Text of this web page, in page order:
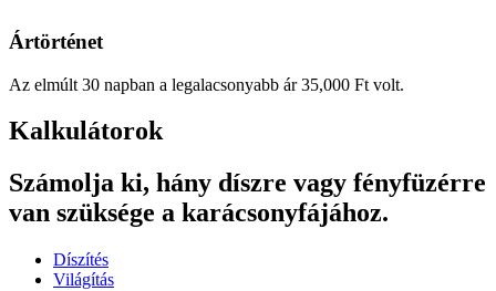
Ártörténet
Az elmúlt 30 napban a legalacsonyabb ár35,000 Ft volt.
Kalkulátorok
Számolja ki, hány díszre vagy fényfüzérre
van szüksége a karácsonyfájához.
Díszítés
Világítás